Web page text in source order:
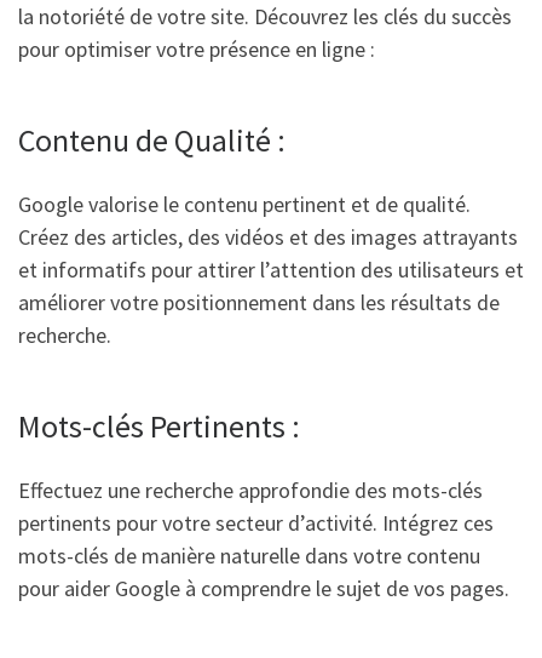
la notoriété de votre site. Découvrez les clés du succès
pour optimiser votre présence en ligne :
Contenu de Qualité :
Google valorise le contenu pertinent et de qualité.
Créez des articles, des vidéos et des images attrayants
et informatifs pour attirer l’attention des utilisateurs et
améliorer votre positionnement dans les résultats de
recherche.
Mots-clés Pertinents :
Effectuez une recherche approfondie des mots-clés
pertinents pour votre secteur d’activité. Intégrez ces
mots-clés de manière naturelle dans votre contenu
pour aider Google à comprendre le sujet de vos pages.